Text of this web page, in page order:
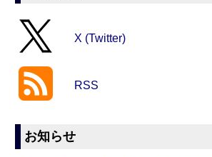
X (Twitter)
RSS
お知らせ